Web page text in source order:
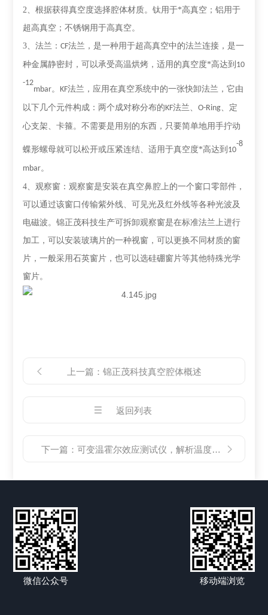
2、根据获得真空度选择腔体材质。钛用于*高真空；铝用于
超高真空；不锈钢用于高真空。
3、法兰：CF法兰，是一种用于超高真空中的法兰连接，是一
种金属静密封，可以承受高温烘烤，适用的真空度*高达到 10
-12
mbar。KF法兰，应用在真空系统中的一张快卸法兰，它由
以下几个元件构成：两个成对称分布的KF法兰、O-Ring 、定
心支架、卡箍。不需要是用别的东西，只要简单地用手拧动
蝶形螺母就可以松开或压紧连结、适用于真空度*高达到 10
-8
mbar。
4、观察窗：观察窗是安装在真空鼻腔上的一个窗口零部件，
可以通过该窗口传输紫外线、可见光及红外线等各种光波及
电磁波。锦正茂科技生产可拆卸观察窗是在标准法兰上进行
加工，可以安装玻璃片的一种视窗，可以更换不同材质的窗
片，一般采用石英窗片，也可以选硅硼窗片等其他特殊光学
窗片。
上一篇： 锦正茂科技真空腔体概述
返回列表
下一篇：可变温霍尔效应测试仪，解析温度对霍尔系数的影响
微信公众号 移动端浏览